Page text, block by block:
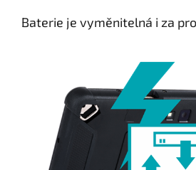
Baterie je vyměnitelná i za